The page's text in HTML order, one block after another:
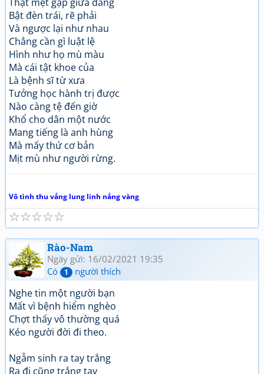
Bật đèn trái, rẽ phải
Và ngược lại như nhau
Chẳng cần gì luật lệ
Hình như họ mù màu
Mà cái tật khoe của
Là bệnh sĩ từ xưa
Tưởng học hành trị được
Nào càng tệ đến giờ
Khổ cho dân một nước
Mang tiếng là anh hùng
Mà mấy thứ cơ bản
Mịt mù như người rừng.
Vô tình thu vắng lung linh nắng vàng
☆
☆
☆
☆
☆
Rào-Nam
Ngày gửi: 16/02/2021 19:35
Có
1 người thích
Nghe tin một người bạn
Mất vì bệnh hiểm nghèo
Chợt thấy vô thường quá
Kéo người đời đi theo.
Ngẫm sinh ra tay trắng
Ra đi cũng trắng tay